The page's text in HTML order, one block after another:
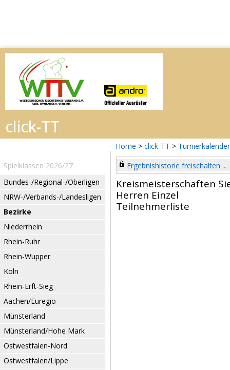
Home > click-TT > Turnierkalender
Spielklassen 2026/27
Bundes-/Regional-/Oberligen
NRW-/Verbands-/Landesligen
Bezirke
Niederrhein
Rhein-Ruhr
Rhein-Wupper
Köln
Rhein-Erft-Sieg
Aachen/Euregio
Münsterland
Münsterland/Hohe Mark
Ostwestfalen-Nord
Ostwestfalen/Lippe
Ergebnishistorie freischalten ...
Kreismeisterschaften
Herren Einzel
Teilnehmerliste